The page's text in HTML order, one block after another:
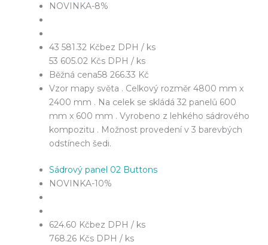
NOVINKA-8%
43 581.32 Kčbez DPH / ks
53 605.02 Kčs DPH / ks
Běžná cena58 266.33 Kč
Vzor mapy světa . Celkový rozměr 4800 mm x
2400 mm . Na celek se skládá 32 panelů 600
mm x 600 mm . Vyrobeno z lehkého sádrového
kompozitu . Možnost provedení v 3 barevbých
odstínech šedi.
Sádrový panel 02 Buttons
NOVINKA-10%
624.60 Kčbez DPH / ks
768.26 Kčs DPH / ks